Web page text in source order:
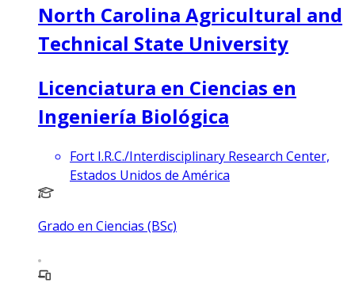
North Carolina Agricultural and
Technical State University
Licenciatura en Ciencias en
Ingeniería Biológica
Fort I.R.C./Interdisciplinary Research Center,
Estados Unidos de América
Grado en Ciencias (BSc)